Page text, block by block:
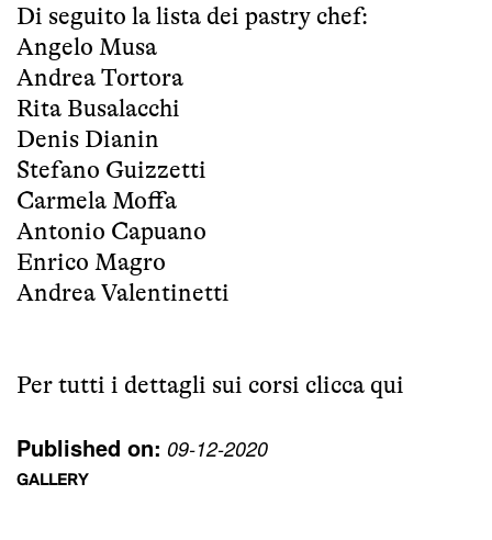
Di seguito la lista dei pastry chef:
Angelo Musa
Andrea Tortora
Rita Busalacchi
Denis Dianin
Stefano Guizzetti
Carmela Moffa
Antonio Capuano
Enrico Magro
Andrea Valentinetti
Per tutti i dettagli sui corsi clicca qui
Published on: 09-12-2020
GALLERY